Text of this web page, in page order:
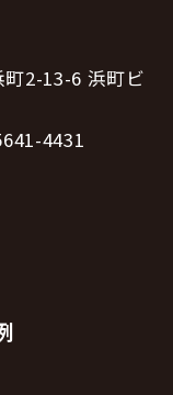
2-13-6 浜町ビ
4431